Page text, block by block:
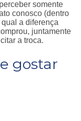
somente
conosco (dentro
a diferença
juntamente
a troca.
gostar